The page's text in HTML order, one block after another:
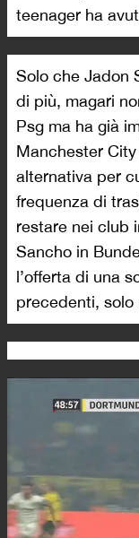
teenager ha
Solo che Jadon
di più, magari
Psg ma ha già
Manchester
alternativa per
frequenza di
restare nei club
Sancho in
l’offerta di una
precedenti, solo